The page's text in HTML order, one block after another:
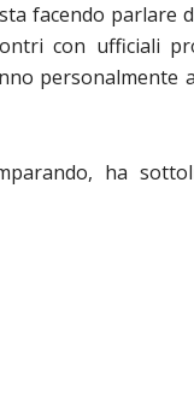
facendo
con ufficiali
ha